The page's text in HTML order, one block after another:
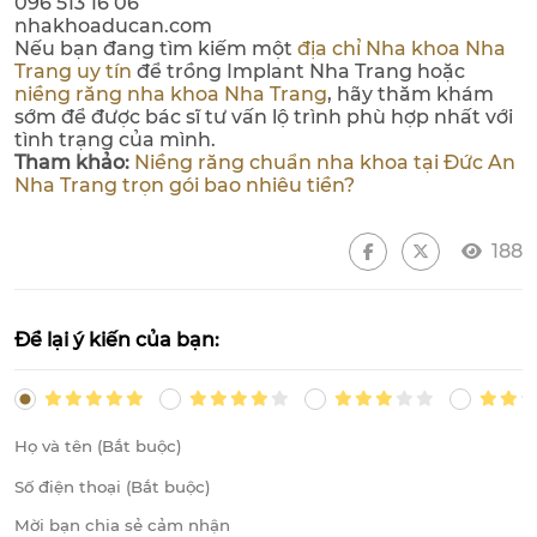
nhakhoaducan.com
Nếu bạn đang tìm kiếm một địa chỉ Nha khoa Nha
Trang uy tín để trồng Implant Nha Trang hoặc
niềng răng nha khoa Nha Trang, hãy thăm khám
sớm để được bác sĩ tư vấn lộ trình phù hợp nhất với
tình trạng của mình.
Tham khảo: Niềng răng chuẩn nha khoa tại Đức An
Nha Trang trọn gói bao nhiêu tiền?
188
Để lại ý kiến của bạn: